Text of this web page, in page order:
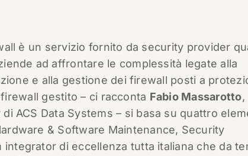
è un servizio fornito da security provider
ad affrontare le complessità legate alla
e alla gestione dei firewall posti a
gestito – ci racconta Fabio Massarotto,
ACS Data Systems – si basa su quattro
& Software Maintenance, Security
di eccellenza tutta italiana che da